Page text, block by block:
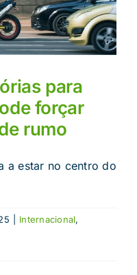
para
forçar
rumo
a estar no centro do
Internacional,